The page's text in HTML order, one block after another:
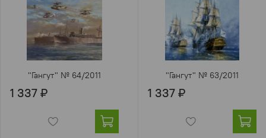
"Гангут" № 64/2011
1 337 ₽
"Гангут" № 63/2011
1 337 ₽